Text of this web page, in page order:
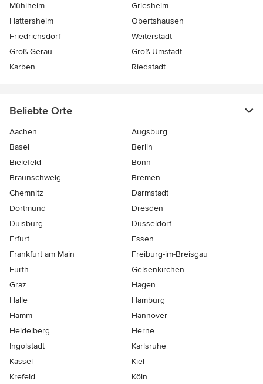
Mühlheim
Griesheim
Hattersheim
Obertshausen
Friedrichsdorf
Weiterstadt
Groß-Gerau
Groß-Umstadt
Karben
Riedstadt
Beliebte Orte
Aachen
Augsburg
Basel
Berlin
Bielefeld
Bonn
Braunschweig
Bremen
Chemnitz
Darmstadt
Dortmund
Dresden
Duisburg
Düsseldorf
Erfurt
Essen
Frankfurt am Main
Freiburg-im-Breisgau
Fürth
Gelsenkirchen
Graz
Hagen
Halle
Hamburg
Hamm
Hannover
Heidelberg
Herne
Ingolstadt
Karlsruhe
Kassel
Kiel
Krefeld
Köln